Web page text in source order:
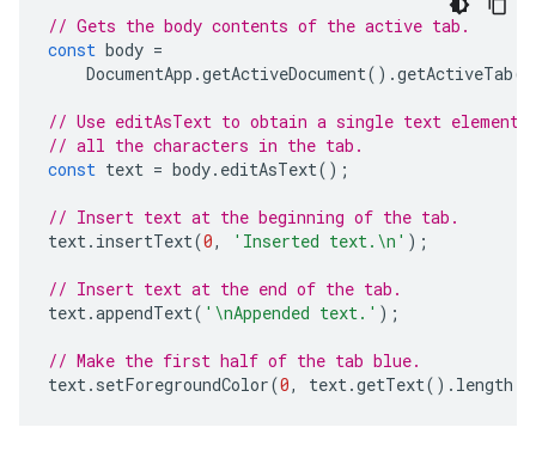
// Gets the body contents of the active tab.
const body =
DocumentApp .getActiveDocument().getActiveTab
// Use editAsText to obtain a single text element
// all the characters in the tab.
const text = body. editAsText();
// Insert text at the beginning of the tab.
text. insertText(0, 'Inserted text.\n' );
// Insert text at the end of the tab.
text.appendText( '\nAppended text.' );
// Make the first half of the tab blue.
text. setForegroundColor(0, text.getText(). length